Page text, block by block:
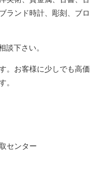
ランド時計、彫刻、ブロ
談下さい。
。お客様に少しでも高価
。
センター